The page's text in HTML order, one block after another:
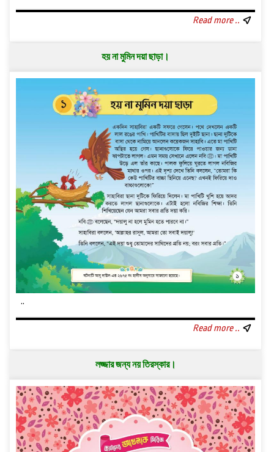
Read more ..
হয় না মুমিন দয়া ছাড়া।
..
Read more ..
লজ্জার জন্য নয় তিরস্কার।